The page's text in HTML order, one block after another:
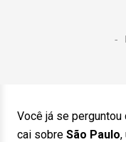
Você já se perguntou
cai sobre São Paulo,